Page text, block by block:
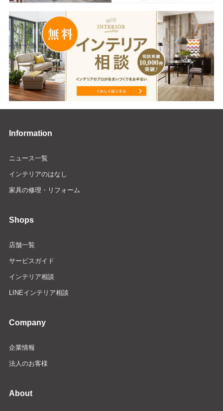
Information
ニュース一覧
インテリアのはなし
家具の修理・リフォーム
Shops
店舗一覧
サービスガイド
インテリア相談
LINEインテリア相談
Company
企業情報
法人のお客様
About